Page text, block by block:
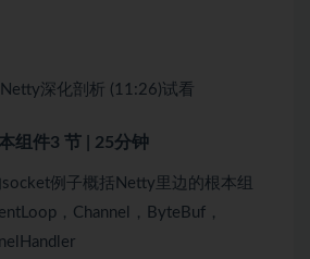
深化剖析 (11:26)试看
组件3 节 | 25分钟
例子概括Netty里边的根本组
，Channel，ByteBuf，